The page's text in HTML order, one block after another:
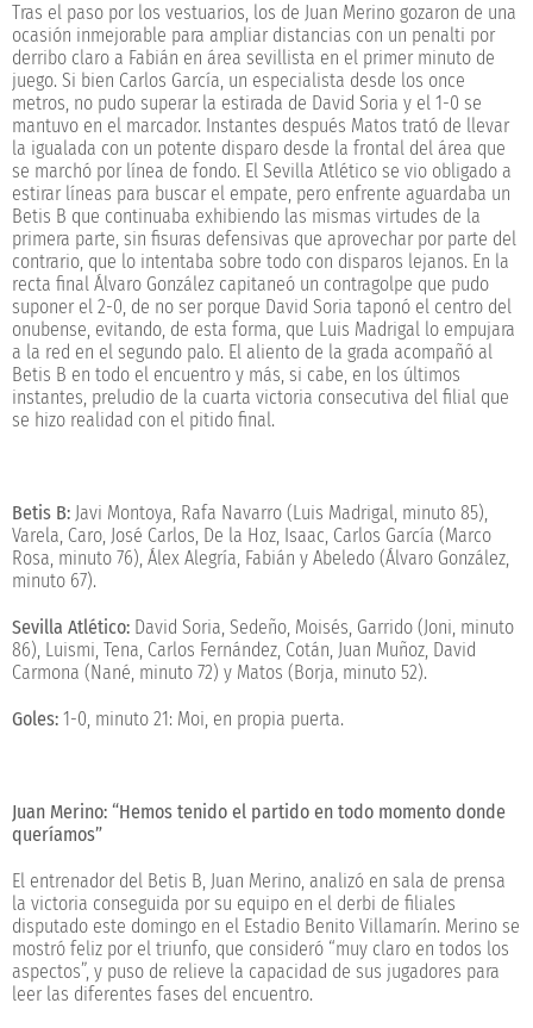
Tras el paso por los vestuarios, los de Juan Merino gozaron de una
ocasión inmejorable para ampliar distancias con un penalti por
derribo claro a Fabián en área sevillista en el primer minuto de
juego. Si bien Carlos García, un especialista desde los once
metros, no pudo superar la estirada de David Soria y el 1-0 se
mantuvo en el marcador. Instantes después Matos trató de llevar
la igualada con un potente disparo desde la frontal del área que
se marchó por línea de fondo. El Sevilla Atlético se vio obligado a
estirar líneas para buscar el empate, pero enfrente aguardaba un
Betis B que continuaba exhibiendo las mismas virtudes de la
primera parte, sin fisuras defensivas que aprovechar por parte del
contrario, que lo intentaba sobre todo con disparos lejanos. En la
recta final Álvaro González capitaneó un contragolpe que pudo
suponer el 2-0, de no ser porque David Soria taponó el centro del
onubense, evitando, de esta forma, que Luis Madrigal lo empujara
a la red en el segundo palo. El aliento de la grada acompañó al
Betis B en todo el encuentro y más, si cabe, en los últimos
instantes, preludio de la cuarta victoria consecutiva del filial que
se hizo realidad con el pitido final.
Betis B: Javi Montoya, Rafa Navarro (Luis Madrigal, minuto 85),
Varela, Caro, José Carlos, De la Hoz, Isaac, Carlos García (Marco
Rosa, minuto 76), Álex Alegría, Fabián y Abeledo (Álvaro González,
minuto 67).
Sevilla Atlético: David Soria, Sedeño, Moisés, Garrido (Joni, minuto
86), Luismi, Tena, Carlos Fernández, Cotán, Juan Muñoz, David
Carmona (Nané, minuto 72) y Matos (Borja, minuto 52).
Goles: 1-0, minuto 21: Moi, en propia puerta.
Juan Merino: “Hemos tenido el partido en todo momento donde
queríamos”
El entrenador del Betis B, Juan Merino, analizó en sala de prensa
la victoria conseguida por su equipo en el derbi de filiales
disputado este domingo en el Estadio Benito Villamarín. Merino se
mostró feliz por el triunfo, que consideró “muy claro en todos los
aspectos”, y puso de relieve la capacidad de sus jugadores para
leer las diferentes fases del encuentro.